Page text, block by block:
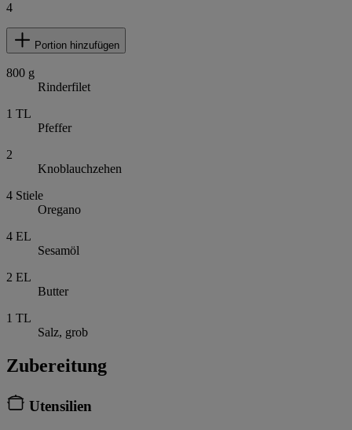
4
Portion hinzufügen
800 g
Rinderfilet
1 TL
Pfeffer
2
Knoblauchzehen
4 Stiele
Oregano
4 EL
Sesamöl
2 EL
Butter
1 TL
Salz, grob
Zubereitung
Utensilien